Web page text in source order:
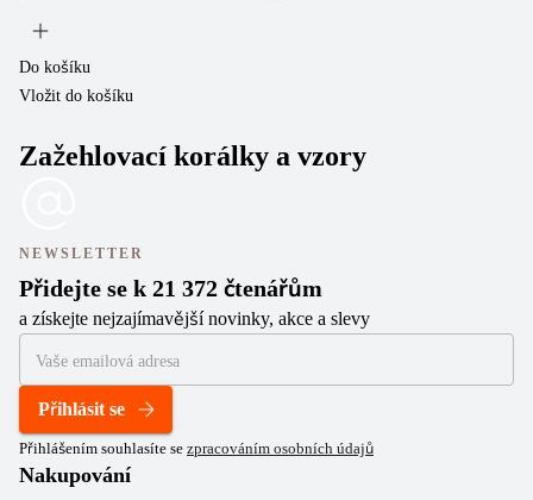
Do košíku
Vložit do košíku
Zažehlovací korálky a vzory
NEWSLETTER
Přidejte se k 21 372 čtenářům
a získejte nejzajímavější novinky, akce a slevy
Přihlásit se
Přihlášením souhlasíte se zpracováním osobních údajů
Nakupování